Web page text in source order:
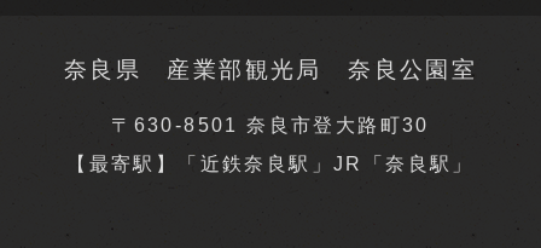
奈良県 産業部観光局 奈良公園室
〒630-8501 奈良市登大路町30
【最寄駅】「近鉄奈良駅」JR「奈良駅」